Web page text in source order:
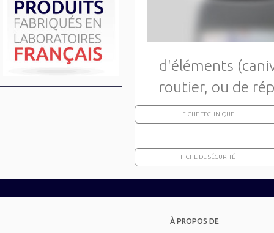
d'éléments
routier, ou de
FICHE TECHNIQUE
FICHE DE SÉCURITÉ
À PROPOS DE